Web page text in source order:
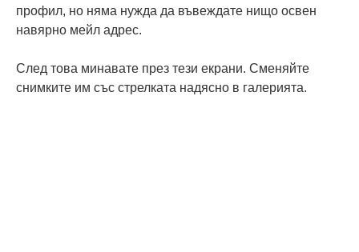
профил, но няма нужда да въвеждате нищо освен
навярно мейл адрес.
След това минавате през тези екрани. Сменяйте
снимките им със стрелката надясно в галерията.